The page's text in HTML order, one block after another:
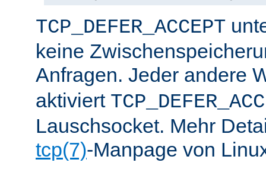
TCP_DEFER_ACCEPT
keine
Anfragen. Jeder andere
aktiviert
Lauschsocket. Mehr
tcp(7)-Manpage von